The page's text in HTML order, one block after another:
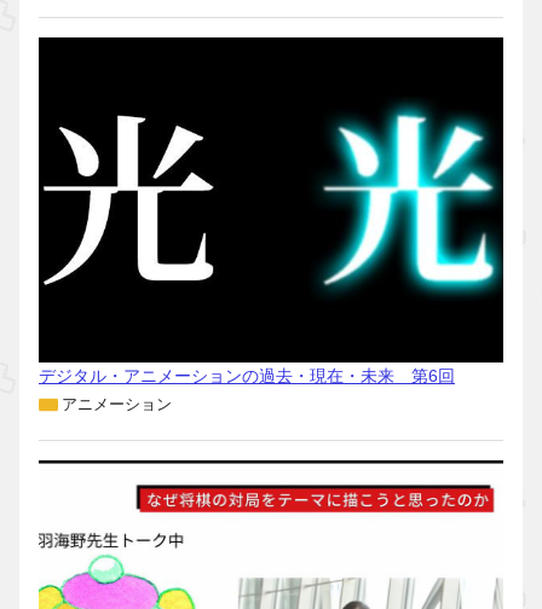
デジタル・アニメーションの過去・現在・未来 第6回
アニメーション